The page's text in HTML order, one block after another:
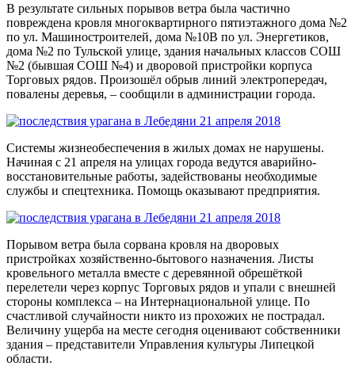
В результате сильных порывов ветра была частично
повреждена кровля многоквартирного пятиэтажного дома №2
по ул. Машиностроителей, дома №10В по ул. Энергетиков,
дома №2 по Тульской улице, здания начальных классов СОШ
№2 (бывшая СОШ №4) и дворовой пристройки корпуса
Торговых рядов. Произошёл обрыв линий электропередач,
повалены деревья, – сообщили в администрации города.
Системы жизнеобеспечения в жилых домах не нарушены.
Начиная с 21 апреля на улицах города ведутся аварийно-
восстановительные работы, задействованы необходимые
службы и спецтехника. Помощь оказывают предприятия.
Порывом ветра была сорвана кровля на дворовых
пристройках хозяйственно-бытового назначения. Листы
кровельного металла вместе с деревянной обрешёткой
перелетели через корпус Торговых рядов и упали с внешней
стороны комплекса – на Интернациональной улице. По
счастливой случайности никто из прохожих не пострадал.
Величину ущерба на месте сегодня оценивают собственники
здания – представители Управления культуры Липецкой
области.